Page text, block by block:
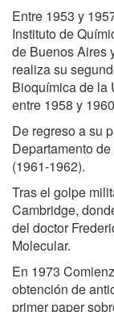
Entre 1953 y
Instituto de
de Buenos Aires
realiza su
Bioquímica de la
entre 1958 y
De regreso a su
Departamento
(1961-1962).
Tras el golpe
Cambridge,
del doctor
Molecular.
En 1973
obtención de
primer paper